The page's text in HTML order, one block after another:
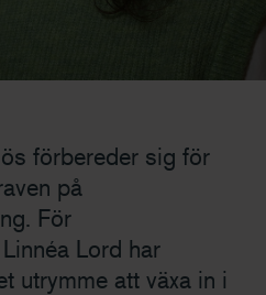
förbereder sig för
på
För
Lord har
utrymme att växa in i